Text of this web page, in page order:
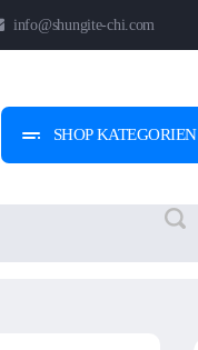
info@shungite-chi.com
SHOP KATEGORIEN